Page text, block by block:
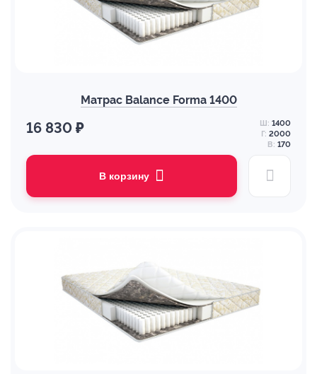
Матрас Balance Forma 1400
16 830 ₽ Ш: 1400
Г: 2000
В: 170
В корзину